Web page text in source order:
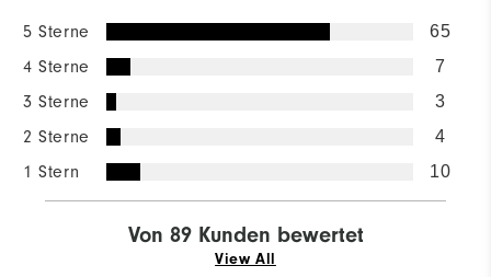
5 Sterne 65
4 Sterne 7
3 Sterne 3
2 Sterne 4
1 Stern 10
Von 89 Kunden bewertet
View All